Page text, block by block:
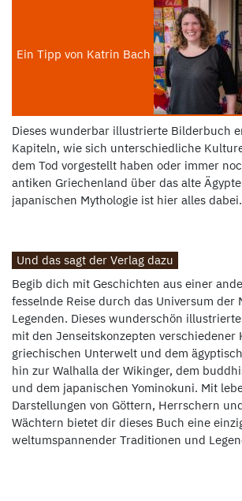
Ein Tipp von Katrin Bach
Dieses wunderbar illustrierte Bilderbuch
Kapiteln, wie sich unterschiedliche
dem Tod vorgestellt haben oder immer
antiken Griechenland über das alte
japanischen Mythologie ist hier alles dabei.
Und das sagt der Verlag dazu
Begib dich mit Geschichten aus einer
fesselnde Reise durch das Universum der
Legenden. Dieses wunderschön
mit den Jenseitskonzepten verschiedener
griechischen Unterwelt und dem
hin zur Walhalla der Wikinger, dem
und dem japanischen Yominokuni. Mit
Darstellungen von Göttern, Herrschern
Wächtern bietet dir dieses Buch eine
weltumspannender Traditionen und